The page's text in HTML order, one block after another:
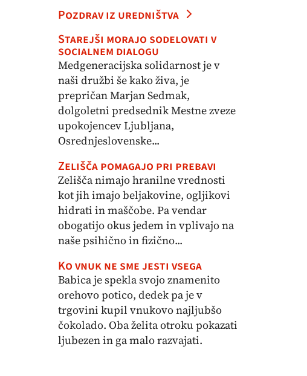
Pozdrav iz uredništva
Starejši morajo sodelovati v
socialnem dialogu
Medgeneracijska solidarnost je v
naši družbi še kako živa, je
prepričan Marjan Sedmak,
dolgoletni predsednik Mestne zveze
upokojencev Ljubljana,
Osrednjeslovenske...
Zelišča pomagajo pri prebavi
Zelišča nimajo hranilne vrednosti
kot jih imajo beljakovine, ogljikovi
hidrati in maščobe. Pa vendar
obogatijo okus jedem in vplivajo na
naše psihično in fizično...
Ko vnuk ne sme jesti vsega
Babica je spekla svojo znamenito
orehovo potico, dedek pa je v
trgovini kupil vnukovo najljubšo
čokolado. Oba želita otroku pokazati
ljubezen in ga malo razvajati.